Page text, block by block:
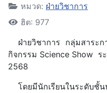
หมวด: ฝ่ายวิชาการ
ฮิต: 977
ฝ่ายวิชาการ กลุ่มสาระก
กิจกรรม Science Show ร
2568
โดยมีนักเรียนในระดับชั้น